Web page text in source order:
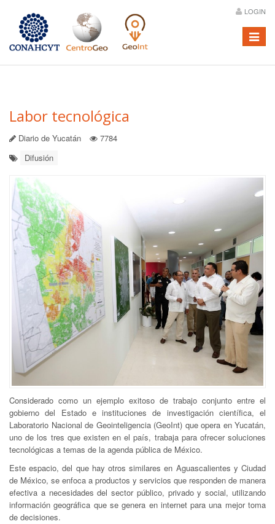
LOGIN
Menú
Labor tecnológica
Diario de Yucatán
7784
Difusión
Considerado como un ejemplo exitoso de trabajo conjunto entre el
gobierno del Estado e instituciones de investigación científica, el
Laboratorio Nacional de Geointeligencia (GeoInt) que opera en Yucatán,
uno de los tres que existen en el país, trabaja para ofrecer soluciones
tecnológicas a temas de la agenda pública de México.
Este espacio, del que hay otros similares en Aguascalientes y Ciudad
de México, se enfoca a productos y servicios que responden de manera
efectiva a necesidades del sector público, privado y social, utilizando
información geográfica que se genera en internet para una mejor toma
de decisiones.